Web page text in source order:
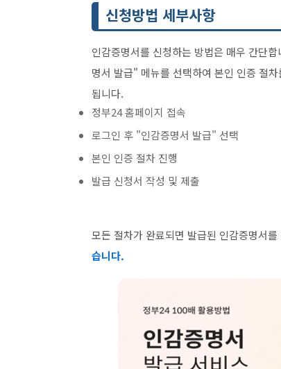
신청방법 세부사항
인감증명서를 신청하는 방법은 매우 간단
명서 발급" 메뉴를 선택하여 본인 인증 절
됩니다.
정부24 홈페이지 접속
로그인 후 "인감증명서 발급" 선택
본인 인증 절차 진행
발급 신청서 작성 및 제출
모든 절차가 완료되면 발급된 인감증명서
습니다.